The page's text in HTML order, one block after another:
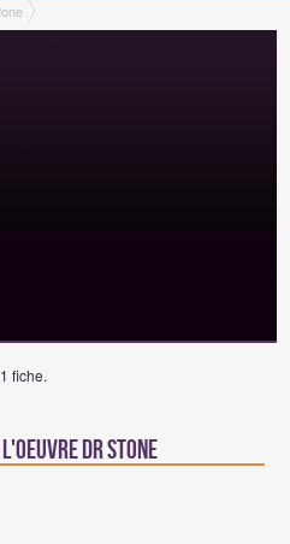
fiche.
l'oeuvre Dr Stone